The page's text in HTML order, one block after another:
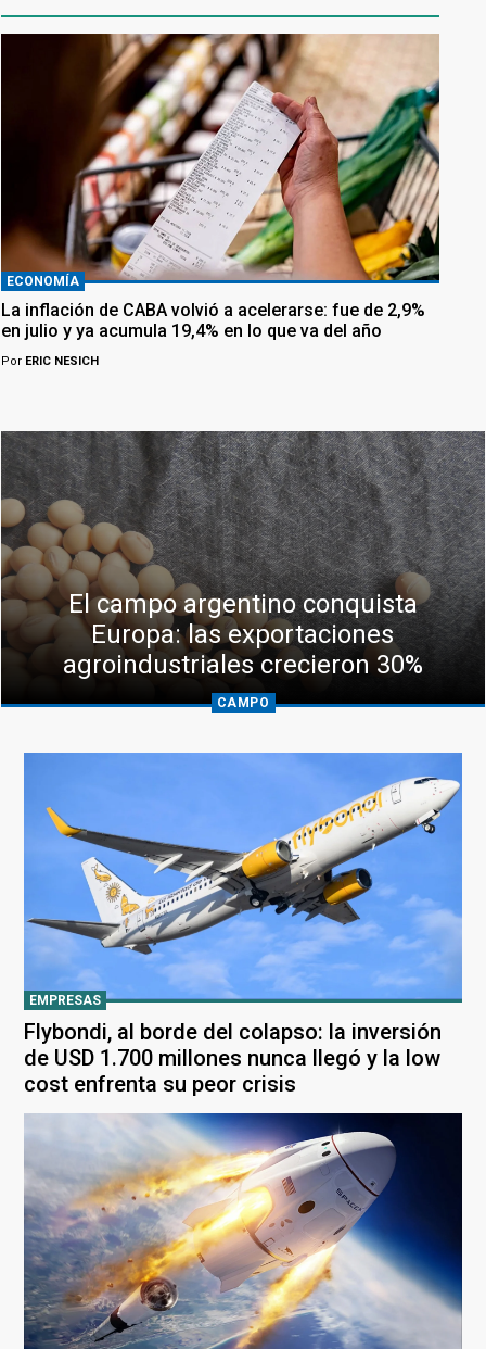
ECONOMÍA
La inflación de CABA volvió a acelerarse: fue de 2,9%
en julio y ya acumula 19,4% en lo que va del año
Por ERIC NESICH
CAMPO
El campo argentino conquista
Europa: las exportaciones
agroindustriales crecieron 30%
EMPRESAS
Flybondi, al borde del colapso: la inversión
de USD 1.700 millones nunca llegó y la low
cost enfrenta su peor crisis